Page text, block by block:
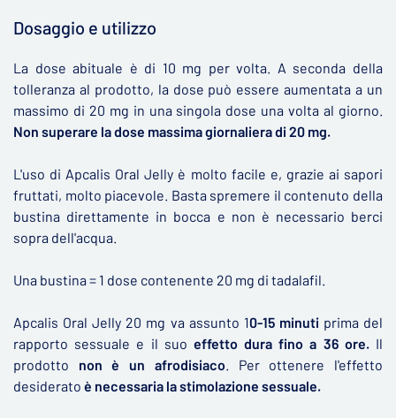
Dosaggio e utilizzo
La dose abituale è di 10 mg per volta. A seconda della
tolleranza al prodotto, la dose può essere aumentata a un
massimo di 20 mg in una singola dose una volta al giorno.
Non superare la dose massima giornaliera di 20 mg.
L'uso di Apcalis Oral Jelly è molto facile e, grazie ai sapori
fruttati, molto piacevole. Basta spremere il contenuto della
bustina direttamente in bocca e non è necessario berci
sopra dell'acqua.
Una bustina = 1 dose contenente 20 mg di tadalafil.
Apcalis Oral Jelly 20 mg va assunto 10-15 minutiprima del
rapporto sessuale e il suo effetto dura fino a 36 ore.Il
prodotto non è un afrodisiaco. Per ottenere l'effetto
desiderato è necessaria la stimolazione sessuale.